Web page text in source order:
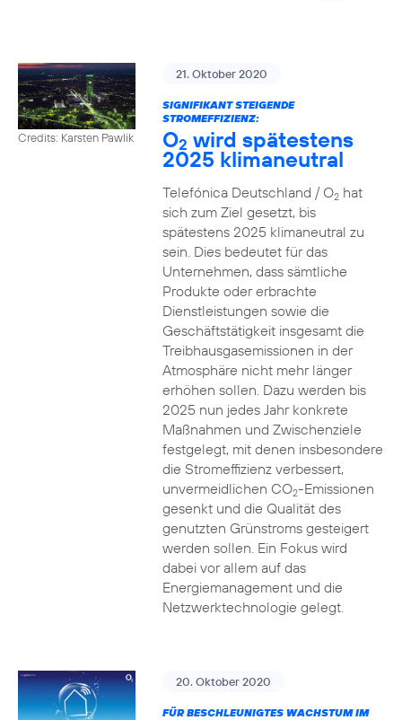
Credits: Karsten Pawlik
21. Oktober 2020
SIGNIFIKANT STEIGENDE
STROMEFFIZIENZ:
O2 wird spätestens
2025 klimaneutral
Telefónica Deutschland / O2hat
sich zum Ziel gesetzt, bis
spätestens 2025 klimaneutral zu
sein. Dies bedeutet für das
Unternehmen, dass sämtliche
Produkte oder erbrachte
Dienstleistungen sowie die
Geschäftstätigkeit insgesamt die
Treibhausgasemissionen in der
Atmosphäre nicht mehr länger
erhöhen sollen. Dazu werden bis
2025 nun jedes Jahr konkrete
Maßnahmen und Zwischenziele
festgelegt, mit denen insbesondere
die Stromeffizienz verbessert,
unvermeidlichen CO2-Emissionen
gesenkt und die Qualität des
genutzten Grünstroms gesteigert
werden sollen. Ein Fokus wird
dabei vor allem auf das
Energiemanagement und die
Netzwerktechnologie gelegt.
20. Oktober 2020
FÜR BESCHLEUNIGTES WACHSTUM IM